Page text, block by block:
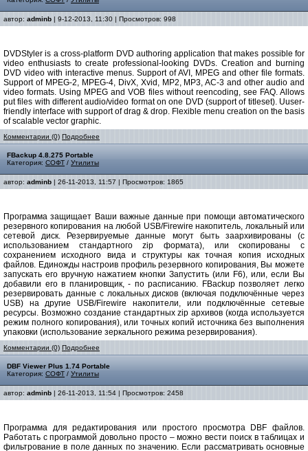
автор: adminb | 9-12-2013, 11:30 | Просмотров: 998
DVDStyler is a cross-platform DVD authoring application that makes possible for
video enthusiasts to create professional-looking DVDs. Сreation and burning
DVD video with interactive menus. Support of AVI, MPEG and other file formats.
Support of MPEG-2, MPEG-4, DivX, Xvid, MP2, MP3, AC-3 and other audio and
video formats. Using MPEG and VOB files without reencoding, see FAQ. Allows
put files with different audio/video format on one DVD (support of titleset). Uuser-
friendly interface with support of drag & drop. Flexible menu creation on the basis
of scalable vector graphic.
Комментарии (0) Подробнее
FBackup 4.8.275 Portable
Категория: СОФТ / Утилиты
автор: adminb | 26-11-2013, 11:57 | Просмотров: 1865
Программа защищает Ваши важные данные при помощи автоматического
резервного копирования на любой USB/Firewire накопитель, локальный или
сетевой диск. Резервируемые данные могут быть заархивированы (с
использованием стандартного zip формата), или скопированы с
сохранением исходного вида и структуры как точная копия исходных
файлов. Единожды настроив профиль резервного копирования, Вы можете
запускать его вручную нажатием кнопки Запустить (или F6), или, если Вы
добавили его в планировщик, - по расписанию. FBackup позволяет легко
резервировать данные с локальных дисков (включая подключённые через
USB) на другие USB/Firewire накопители, или подключённые сетевые
ресурсы. Возможно создание стандартных zip архивов (когда используется
режим полного копирования), или точных копий источника без выполнения
упаковки (использование зеркального режима резервирования).
Комментарии (0) Подробнее
DBF Viewer Plus 1.74 Portable
Категория: СОФТ / Утилиты
автор: adminb | 26-11-2013, 11:54 | Просмотров: 2458
Программа для редактирования или простого просмотра DBF файлов.
Работать с программой довольно просто – можно вести поиск в таблицах и
фильтрование в поле данных по значению. Если рассматривать основные